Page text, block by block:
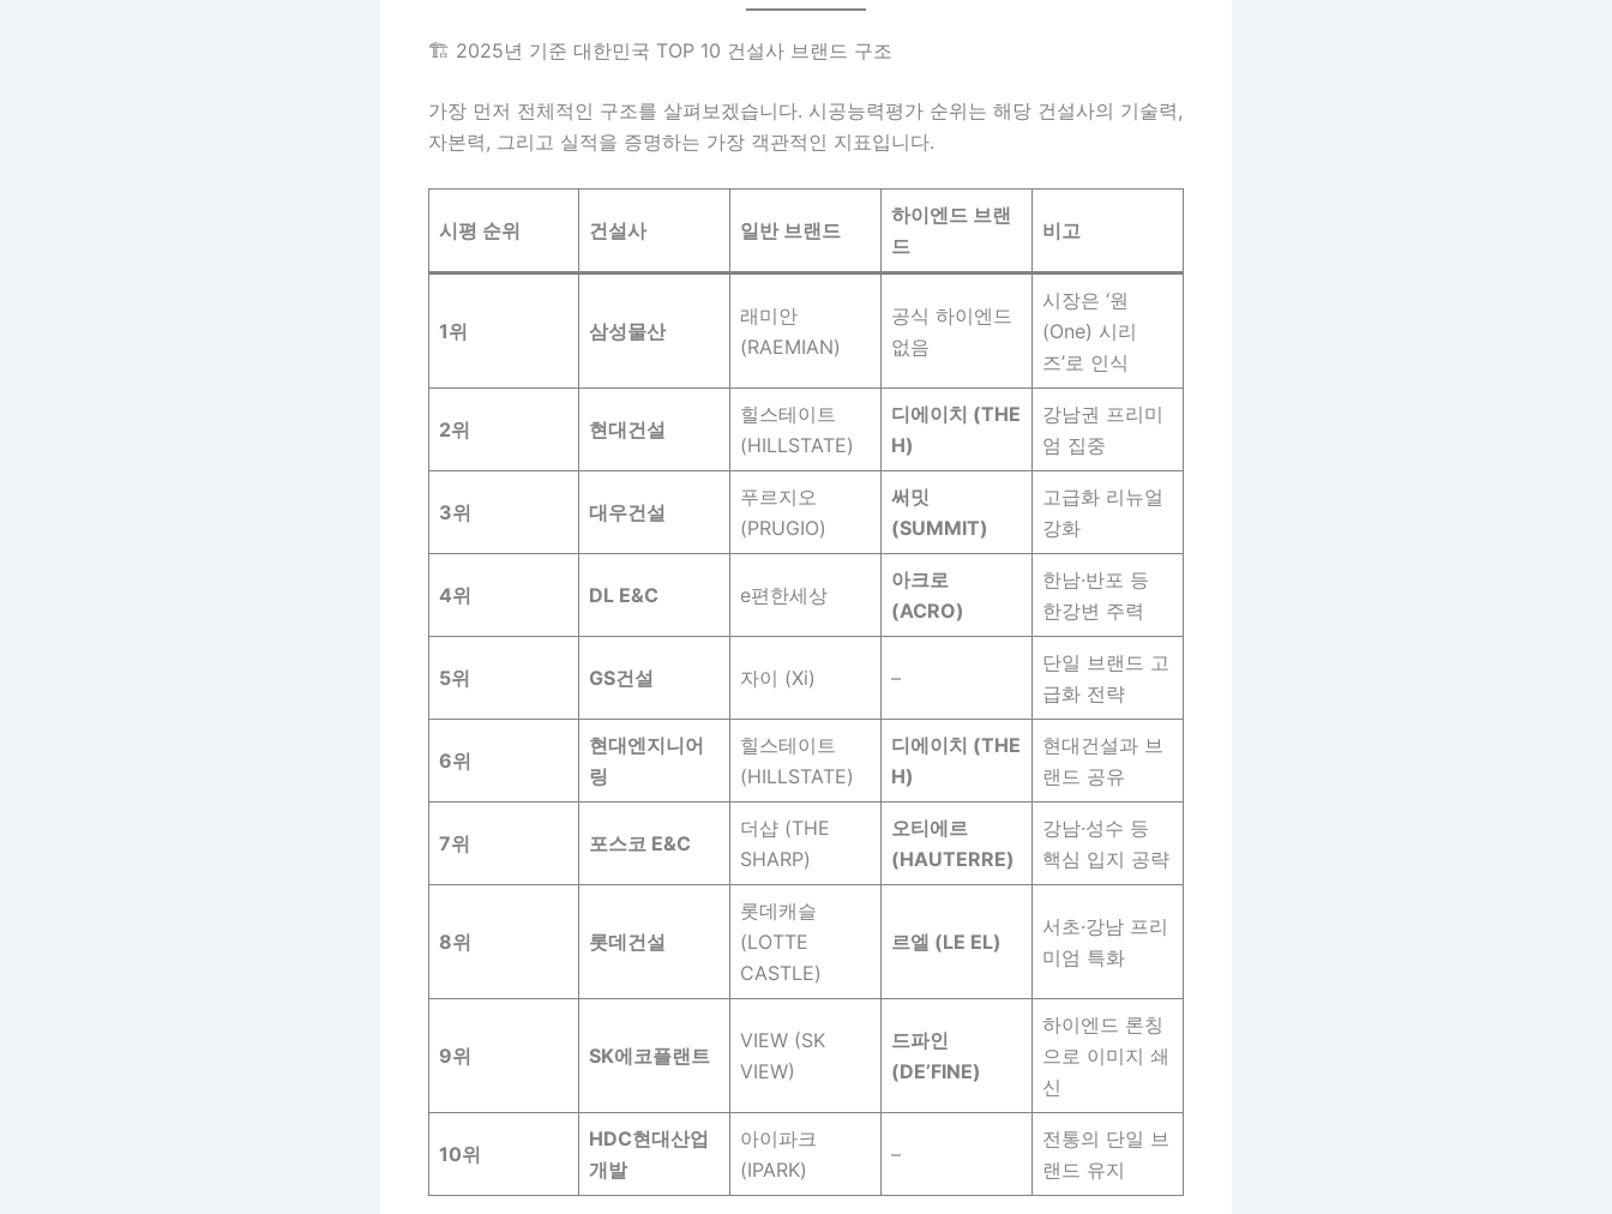
🏗️ 2025년 기준 대한민국 TOP 10 건설사 브랜드 구조
가장 먼저 전체적인 구조를 살펴보겠습니다. 시공능력평가 순위는 해당 건설사의 기술력,
자본력, 그리고 실적을 증명하는 가장 객관적인 지표입니다.
시평 순위 건설사 일반 브랜드
하이엔드 브랜
드
비고
1위 삼성물산
래미안
(RAEMIAN)
공식 하이엔드
없음
시장은 ‘원
(One) 시리
즈’로 인식
2위 현대건설
힐스테이트
(HILLSTATE)
디에이치 (THE
H)
강남권 프리미
엄 집중
3위 대우건설
푸르지오
(PRUGIO)
써밋
(SUMMIT)
고급화 리뉴얼
강화
4위 DL E&C e편한세상
아크로
(ACRO)
한남·반포 등
한강변 주력
5위 GS건설 자이 (Xi) –
단일 브랜드 고
급화 전략
6위
현대엔지니어
링
힐스테이트
(HILLSTATE)
디에이치 (THE
H)
현대건설과 브
랜드 공유
7위 포스코 E&C
더샵 (THE
SHARP)
오티에르
(HAUTERRE)
강남·성수 등
핵심 입지 공략
8위 롯데건설
롯데캐슬
(LOTTE
CASTLE)
르엘 (LE EL)
서초·강남 프리
미엄 특화
9위 SK에코플랜트
VIEW (SK
VIEW)
드파인
(DE’FINE)
하이엔드 론칭
으로 이미지 쇄
신
10위
HDC현대산업
개발
아이파크
(IPARK)
–
전통의 단일 브
랜드 유지